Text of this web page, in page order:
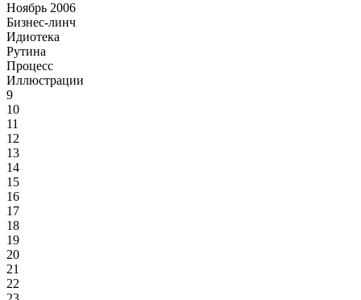
Ноябрь 2006
Бизнес-линч
Идиотека
Рутина
Процесс
Иллюстрации
9
10
11
12
13
14
15
16
17
18
19
20
21
22